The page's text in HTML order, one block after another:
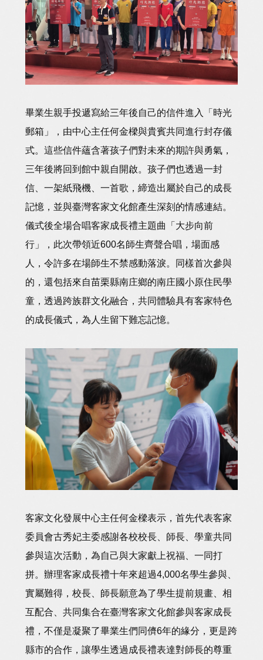
畢業生親手投遞寫給三年後自己的信件進入「時光
郵箱」，由中心主任何金樑與貴賓共同進行封存儀
式。這些信件蘊含著孩子們對未來的期許與勇氣，
三年後將回到館中親自開啟。孩子們也透過一封
信、一架紙飛機、一首歌，締造出屬於自己的成長
記憶，並與臺灣客家文化館產生深刻的情感連結。
儀式後全場合唱客家成長禮主題曲「大步向前
行」，此次帶領近600名師生齊聲合唱，場面感
人，令許多在場師生不禁感動落淚。同樣首次參與
的，還包括來自苗栗縣南庄鄉的南庄國小原住民學
童，透過跨族群文化融合，共同體驗具有客家特色
的成長儀式，為人生留下難忘記憶。
客家文化發展中心主任何金樑表示，首先代表客家
委員會古秀妃主委感謝各校校長、師長、學童共同
參與這次活動，為自己與大家獻上祝福、一同打
拼。辦理客家成長禮十年來超過4,000名學生參與、
實屬難得，校長、師長願意為了學生提前規畫、相
互配合、共同集合在臺灣客家文化館參與客家成長
禮，不僅是凝聚了畢業生們同儕6年的緣分，更是跨
縣市的合作，讓學生透過成長禮表達對師長的尊重